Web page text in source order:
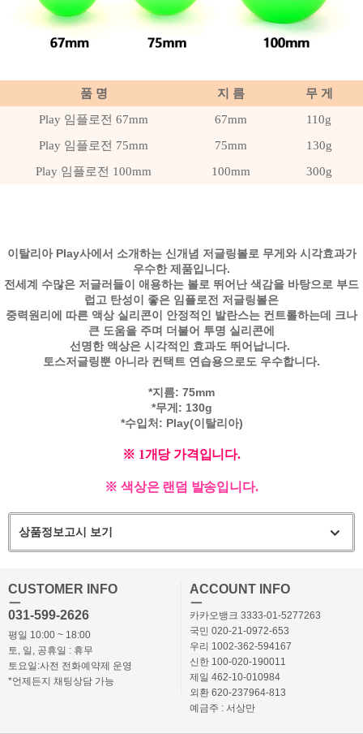
품 명 지 름
무 게
Play 임플로전 67mm
67mm
110g
Play 임플로전 75mm
75mm
130g
Play 임플로전 100mm
100mm 300g
이탈리아 Play사에서 소개하는 신개념 저글링볼로 무게와 시각효과가
우수한 제품입니다.
전세계 수많은 저글러들이 애용하는 볼로 뛰어난 색감을 바탕으로 부드
럽고 탄성이 좋은 임플로전 저글링볼은
중력원리에 따른 액상 실리콘이 안정적인 발란스는 컨트롤하는데 크나
큰 도움을 주며 더불어 투명 실리콘에
선명한 액상은 시각적인 효과도 뛰어납니다.
토스저글링뿐 아니라 컨택트 연습용으로도 우수합니다.
*지름: 75mm
*무게: 130g
*수입처: Play(이탈리아)
※ 1개당 가격입니다.
※ 색상은 랜덤 발송입니다.
상품정보고시 보기
CUSTOMER INFO
ㅡ
031-599-2626
평일 10:00 ~ 18:00
토, 일, 공휴일 : 휴무
토요일:사전 전화예약제 운영
*언제든지 채팅상담 가능
ACCOUNT INFO
ㅡ
카카오뱅크 3333-01-5277263
국민 020-21-0972-653
우리 1002-362-594167
신한 100-020-190011
제일 462-10-010984
외환 620-237964-813
예금주 : 서상만